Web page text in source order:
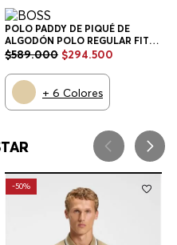
POLO PADDY DE PIQUÉ DE
ALGODÓN POLO REGULAR FIT
HOMBRE
$589.000 $294.500
+ 6 Colores
-50%